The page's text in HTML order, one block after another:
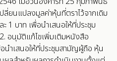
ยนแปลงมูลค่าหุ้นที่ตราไว้จากเดิม
1 บาท เพื่อนำเสนอให้ที่ประชุม
อนุมัติแก้ไขเพิ่มเติมหนังสือ
ำเสนอให้ที่ประชุมสามัญผู้ถือ หุ้น